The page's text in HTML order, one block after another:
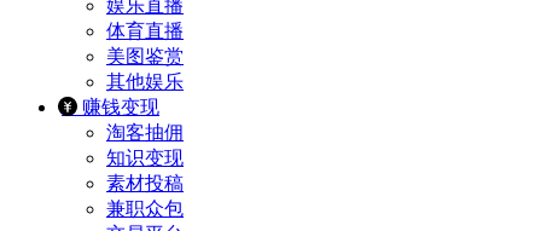
娱乐直播
体育直播
美图鉴赏
其他娱乐
赚钱变现
淘客抽佣
知识变现
素材投稿
兼职众包